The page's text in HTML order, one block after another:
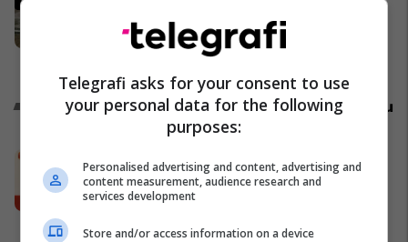
vendimit të gjykatës, po na
ndalohet hyrja në Aeroportin e
Vlorës, investimi po bllokohet
Promo Reklamo këtu
Burger King sjell “King Fusion
Biscoff”, kombinimin e ri kremoz me
shijen e njohur të biskotave Biscoff
Telegrafi asks for your consent to use
your personal data for the following
purposes:
Personalised advertising and content, advertising and
content measurement, audience research and
services development
Store and/or access information on a device